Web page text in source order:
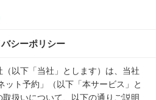
シーポリシー
以下「当社」とします）は、当社
ト予約」（以下「本サービス」と
扱いについて、以下の通りご説明